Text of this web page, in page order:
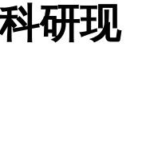
研现